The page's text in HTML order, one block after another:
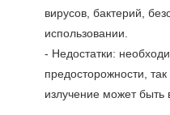
вирусов, бактерий,
использовании.
- Недостатки:
предосторожности,
излучение может быть